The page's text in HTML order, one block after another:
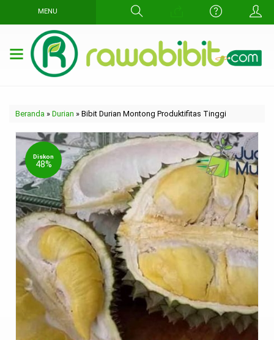
MENU
Beranda » Durian » Bibit Durian Montong Produktifitas Tinggi
Diskon
48%